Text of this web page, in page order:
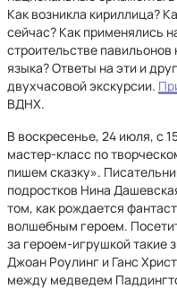
Как возникла кириллица?
сейчас? Как применялись
строительстве
языка? Ответы на эти и
двухчасовой экскурсии.
ВДНХ.
В воскресенье, 24 июля, с
мастер-класс по
пишем сказку».
подростков Нина
том, как рождается
волшебным героем.
за героем-игрушкой такие
Джоан Роулинг и Ганс
между медведем